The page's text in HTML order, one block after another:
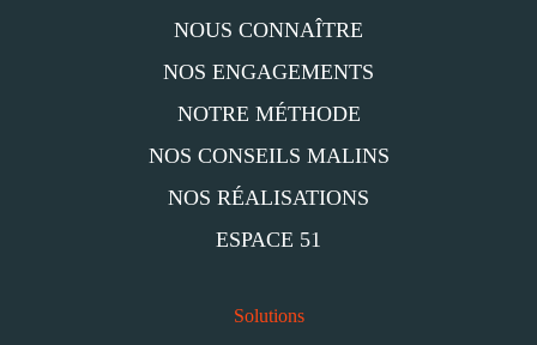
NOUS CONNAÎTRE
NOS ENGAGEMENTS
NOTRE MÉTHODE
NOS CONSEILS MALINS
NOS RÉALISATIONS
ESPACE 51
Solutions